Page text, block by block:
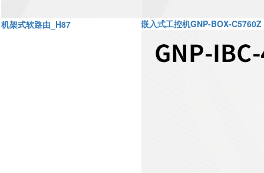
机架式软路由_H87 嵌入式工控机GNP-BOX-C5760Z